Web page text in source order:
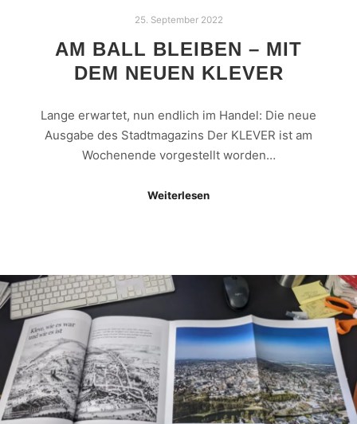
25. September 2022
AM BALL BLEIBEN – MIT
DEM NEUEN KLEVER
Lange erwartet, nun endlich im Handel: Die neue
Ausgabe des Stadtmagazins Der KLEVER ist am
Wochenende vorgestellt worden…
Weiterlesen